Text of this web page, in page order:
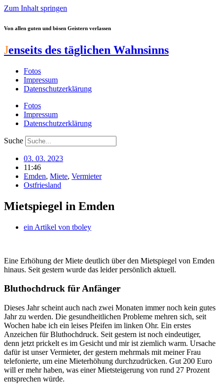
Zum Inhalt springen
Von allen guten und bösen Geistern verlassen
Jenseits des täglichen Wahnsinns
Fotos
Impressum
Datenschutzerklärung
Fotos
Impressum
Datenschutzerklärung
Suche
03. 03. 2023
11:46
Emden, Miete, Vermieter
Ostfriesland
Mietspiegel in Emden
ein Artikel von tboley
Eine Erhöhung der Miete deutlich über den Mietspiegel von Emden
hinaus. Seit gestern wurde das leider persönlich aktuell.
Bluthochdruck für Anfänger
Dieses Jahr scheint auch nach zwei Monaten immer noch kein gutes
Jahr zu werden. Die gesundheitlichen Probleme mehren sich, seit
Wochen habe ich ein leises Pfeifen im linken Ohr. Ein erstes
Anzeichen für Bluthochdruck. Seit gestern ist noch eindeutiger,
denn jetzt prickelt es im Gesicht und mir ist ziemlich warm. Ursache
dafür ist unser Vermieter, der gestern mehrmals mit meiner Frau
telefonierte, um eine Mieterhöhung durchzudrücken. Gut 200 Euro
will er mehr haben, was einer Mietsteigerung von rund 27 Prozent
entsprechen würde.